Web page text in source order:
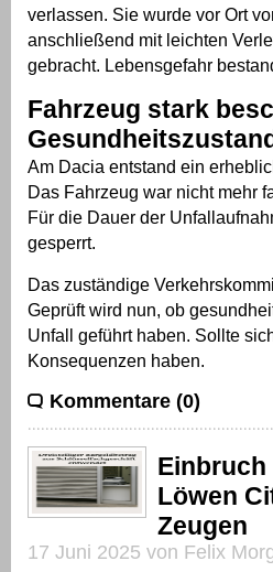
verlassen. Sie wurde vor Ort
anschließend mit leichten
gebracht. Lebensgefahr
Fahrzeug stark
Am Dacia entstand ein
Das Fahrzeug war nicht mehr
Für die Dauer der
gesperrt.
Das zuständige
Geprüft wird nun, ob
Unfall geführt haben. Sollte
Konsequenzen haben.
Kommentare (0)
Löwen
Zeugen
17 Juni 2025 von Felix